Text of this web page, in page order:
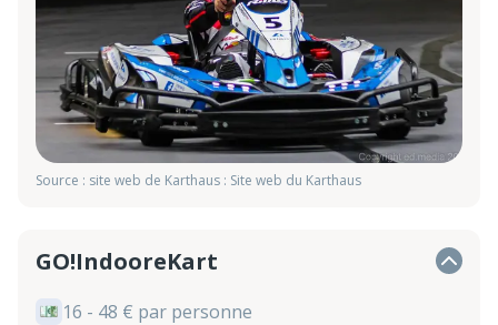
Source : site web de Karthaus : Site web du Karthaus
GO!IndooreKart
16 - 48 € par personne